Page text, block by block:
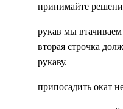
принимайте
рукав мы
вторая строчка
рукаву.
припосадить окат